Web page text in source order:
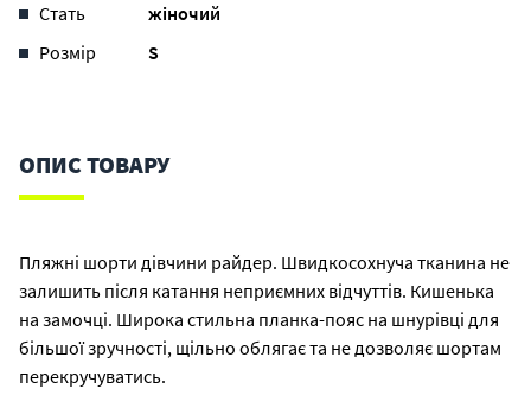
Стать
жіночий
Розмір
S
ОПИС ТОВАРУ
Пляжні шорти дівчини райдер. Швидкосохнуча тканина не
залишить після катання неприємних відчуттів. Кишенька
на замочці. Широка стильна планка-пояс на шнурівці для
більшої зручності, щільно облягає та не дозволяє шортам
перекручуватись.